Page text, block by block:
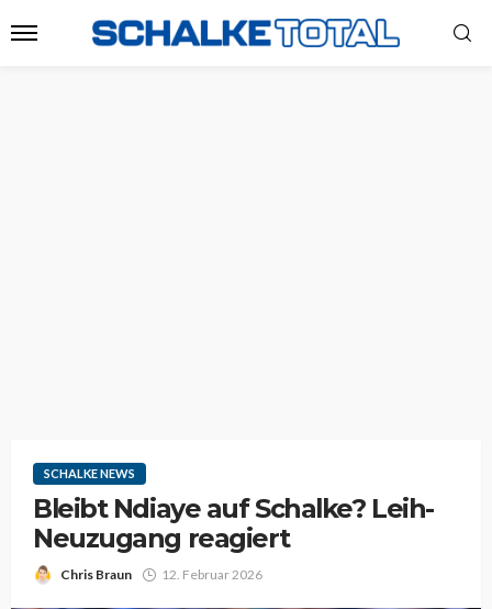
SCHALKE NEWS
Bleibt Ndiaye auf Schalke? Leih-
Neuzugang reagiert
Chris Braun 12. Februar 2026